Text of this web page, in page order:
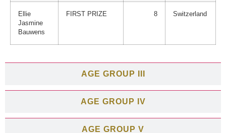
AGE GROUP III
AGE GROUP IV
AGE GROUP V
Ellie
Jasmine
Bauwens
FIRST PRIZE 8 Switzerland